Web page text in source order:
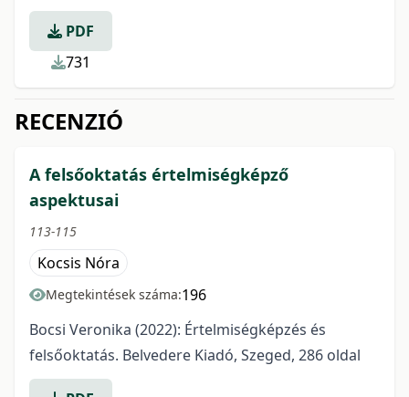
PDF
731
RECENZIÓ
A felsőoktatás értelmiségképző
aspektusai
113-115
Kocsis Nóra
Megtekintések száma:196
Bocsi Veronika (2022): Értelmiségképzés és
felsőoktatás. Belvedere Kiadó, Szeged, 286 oldal